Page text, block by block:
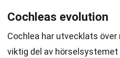
Cochleas evolution
Cochlea har utvecklats
viktig del av hörselsystemet